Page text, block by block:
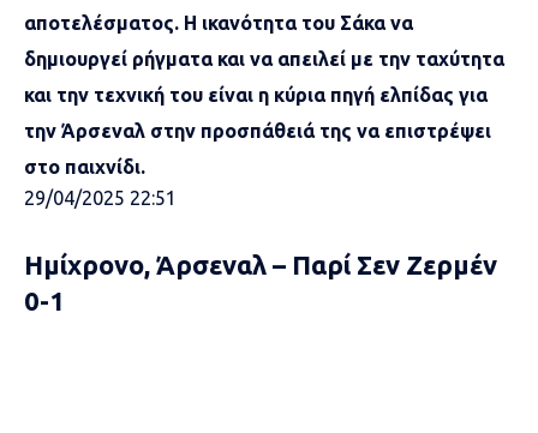
αποτελέσματος. Η ικανότητα του Σάκα να
δημιουργεί ρήγματα και να απειλεί με την ταχύτητα
και την τεχνική του είναι η κύρια πηγή ελπίδας για
την Άρσεναλ στην προσπάθειά της να επιστρέψει
στο παιχνίδι.
29/04/2025 22:51
Ημίχρονο, Άρσεναλ – Παρί Σεν Ζερμέν
0-1